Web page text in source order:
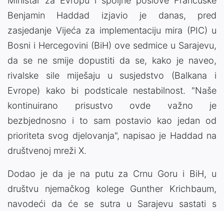
Benjamin Haddad izjavio je danas, pred
zasjedanje Vijeća za implementaciju mira (PIC) u
Bosni i Hercegovini (BiH) ove sedmice u Sarajevu,
da se ne smije dopustiti da se, kako je naveo,
rivalske sile miješaju u susjedstvo (Balkana i
Evrope) kako bi podsticale nestabilnost. "Naše
kontinuirano prisustvo ovde važno je
bezbjednosno i to sam postavio kao jedan od
prioriteta svog djelovanja", napisao je Haddad na
društvenoj mreži X.
Dodao je da je na putu za Crnu Goru i BiH, u
društvu njemačkog kolege Gunther Krichbaum,
navodeći da će se sutra u Sarajevu sastati s